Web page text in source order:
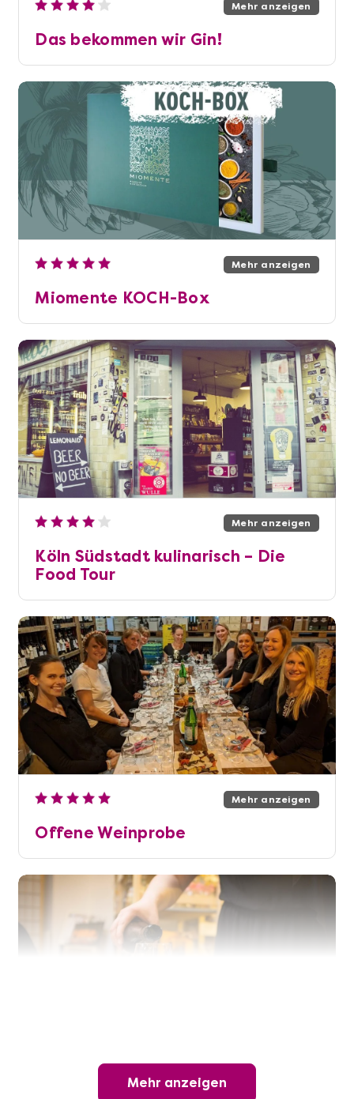
Mehr anzeigen
Das bekommen wir Gin!
Mehr anzeigen
Miomente KOCH-Box
Mehr anzeigen
Köln Südstadt kulinarisch – Die
Food Tour
Mehr anzeigen
Offene Weinprobe
Wunderschöner Weinabend
Mehr anzeigen